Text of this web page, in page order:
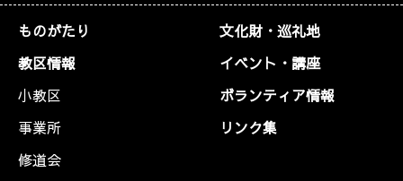
ものがたり
教区情報
小教区
事業所
修道会
文化財・巡礼地
イベント・講座
ボランティア情報
リンク集